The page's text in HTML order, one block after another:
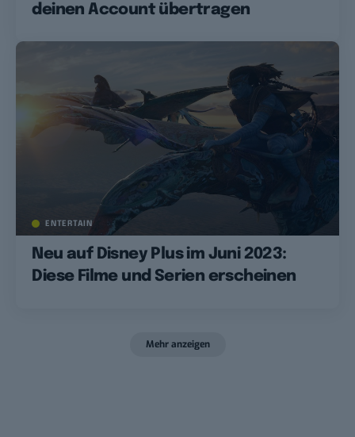
deinen Account übertragen
ENTERTAIN
Neu auf Disney Plus im Juni 2023:
Diese Filme und Serien erscheinen
Mehr anzeigen